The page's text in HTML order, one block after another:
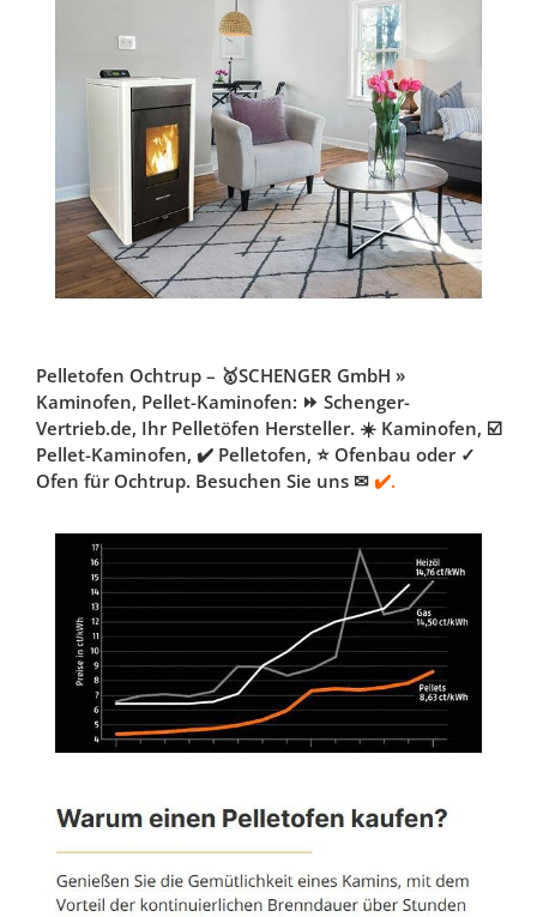
Pelletofen Ochtrup – 🥇SCHENGER GmbH »
Kaminofen, Pellet-Kaminofen: ⏩ Schenger-
Vertrieb.de, Ihr Pelletöfen Hersteller. ☀️ Kaminofen, ☑️
Pellet-Kaminofen, ✔️ Pelletofen, ⭐ Ofenbau oder ✓
Ofen für Ochtrup. Besuchen Sie uns ✉ ✔️.